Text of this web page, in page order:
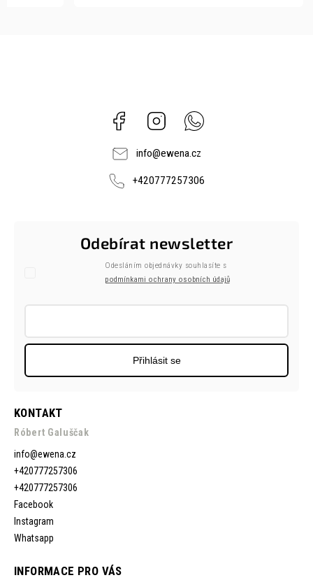
Facebook Instagram
info@ewena.cz
+420777257306
KONTAKT
Róbert Galuščak
info@ewena.cz
+420777257306
+420777257306
Facebook
Instagram
Whatsapp
INFORMACE PRO VÁS
Odebírat newsletter
Odesláním objednávky souhlasíte s
podmínkami ochrany osobních údajů
Přihlásit se